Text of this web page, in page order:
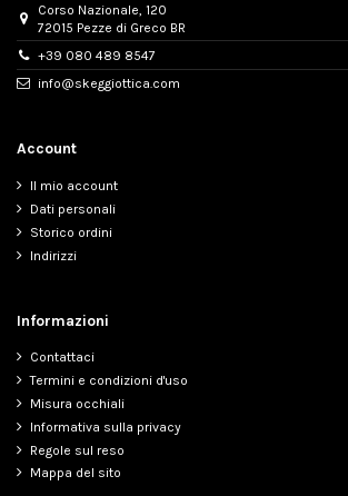
Corso Nazionale, 120
72015 Pezze di Greco BR
+39 080 489 8547
info@skeggiottica.com
Account
Il mio account
Dati personali
Storico ordini
Indirizzi
Informazioni
Contattaci
Termini e condizioni d'uso
Misura occhiali
Informativa sulla privacy
Regole sul reso
Mappa del sito